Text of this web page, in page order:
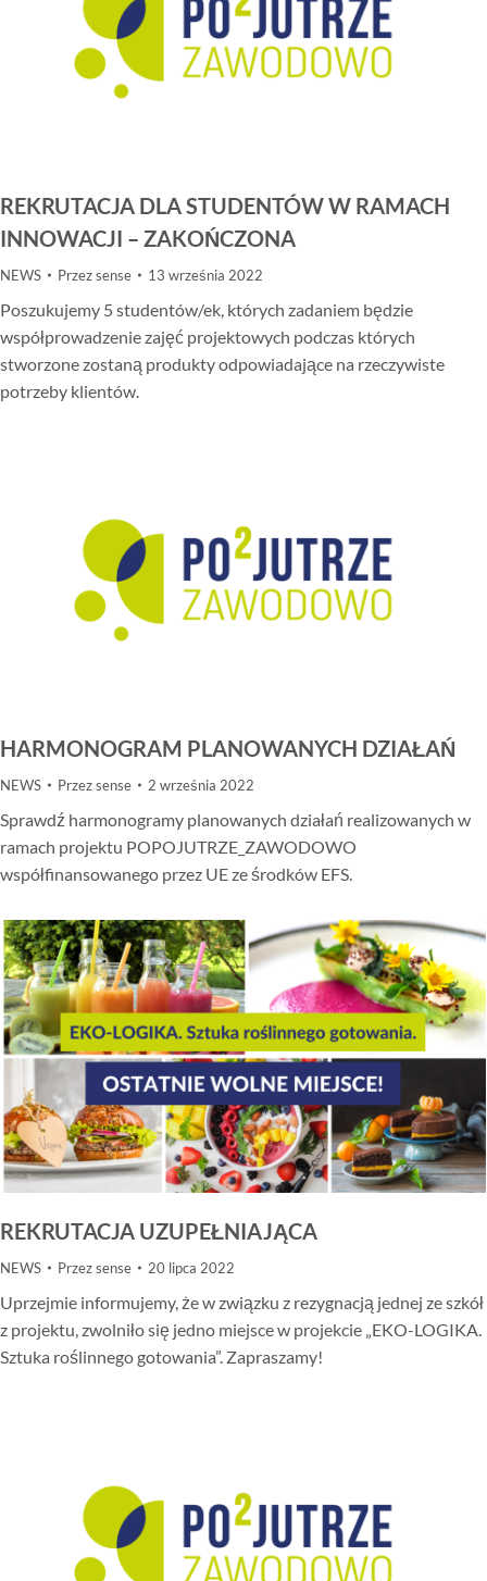
REKRUTACJA DLA STUDENTÓW W RAMACH
INNOWACJI – ZAKOŃCZONA
NEWS Przezsense 13 września 2022
Poszukujemy 5 studentów/ek, których zadaniem będzie
współprowadzenie zajęć projektowych podczas których
stworzone zostaną produkty odpowiadające na rzeczywiste
potrzeby klientów.
HARMONOGRAM PLANOWANYCH DZIAŁAŃ
NEWS Przezsense 2 września 2022
Sprawdź harmonogramy planowanych działań realizowanych w
ramach projektu POPOJUTRZE_ZAWODOWO
współfinansowanego przez UE ze środków EFS.
REKRUTACJA UZUPEŁNIAJĄCA
NEWS Przezsense 20 lipca 2022
Uprzejmie informujemy, że w związku z rezygnacją jednej ze szkół
z projektu, zwolniło się jedno miejsce w projekcie „EKO-LOGIKA.
Sztuka roślinnego gotowania”. Zapraszamy!